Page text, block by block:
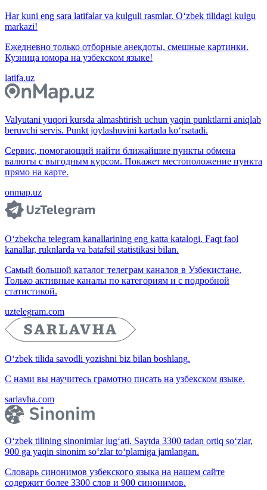
Har kuni eng sara latifalar va kulguli rasmlar. O‘zbek tilidagi kulgu
markazi!
Ежедневно только отборные анекдоты, смешные картинки.
Кузница юмора на узбекском языке!
latifa.uz
Valyutani yuqori kursda almashtirish uchun yaqin punktlarni aniqlab
beruvchi servis. Punkt joylashuvini kartada ko‘rsatadi.
Сервис, помогающий найти ближайшие пункты обмена
валюты с выгодным курсом. Покажет местоположение пункта
прямо на карте.
onmap.uz
O‘zbekcha telegram kanallarining eng katta katalogi. Faqt faol
kanallar, ruknlarda va batafsil statistikasi bilan.
Самый большой каталог телеграм каналов в Узбекистане.
Только активные каналы по категориям и с подробной
статистикой.
uztelegram.com
O‘zbek tilida savodli yozishni biz bilan boshlang.
С нами вы научитесь грамотно писать на узбекском языке.
sarlavha.com
O‘zbek tilining sinonimlar lug‘ati. Saytda 3300 tadan ortiq so‘zlar,
900 ga yaqin sinonim so‘zlar to‘plamiga jamlangan.
Словарь синонимов узбекского языка на нашем сайте
содержит более 3300 слов и 900 синонимов.